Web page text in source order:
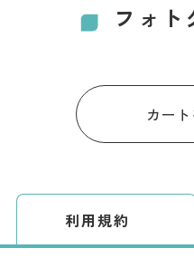
フォト
カー
利用規約
はじめての宇
宇都宮市民ラ
記事